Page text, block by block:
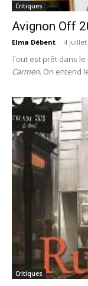
Critiques
Avignon Off
Elma Débent - 4 juillet
Tout est prêt dans
Carmen. On entend
Critiques